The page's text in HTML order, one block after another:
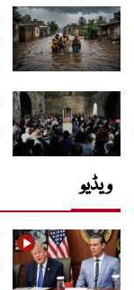
ویڈیو